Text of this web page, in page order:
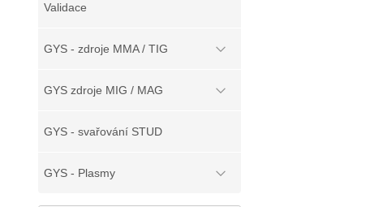
Validace
GYS - zdroje MMA / TIG
GYS zdroje MIG / MAG
GYS - svařování STUD
GYS - Plasmy